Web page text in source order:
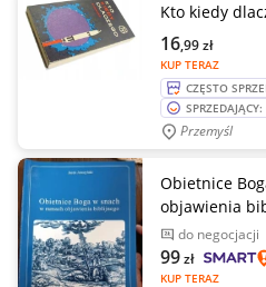
Kto kiedy
KUP TERAZ
16,99zł
CZĘSTO
Przemyśl
Obietnice
objawienia
do negocjacji
KUP TERAZ
99zł